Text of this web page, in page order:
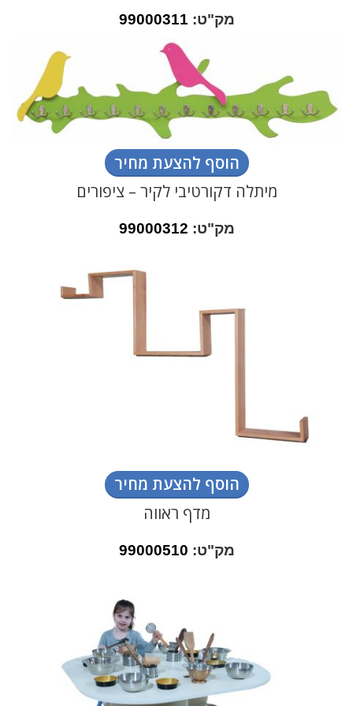
מק"ט: 99000311
הוסף להצעת מחיר
מיתלה דקורטיבי לקיר – ציפורים
מק"ט: 99000312
הוסף להצעת מחיר
מדף ראווה
מק"ט: 99000510